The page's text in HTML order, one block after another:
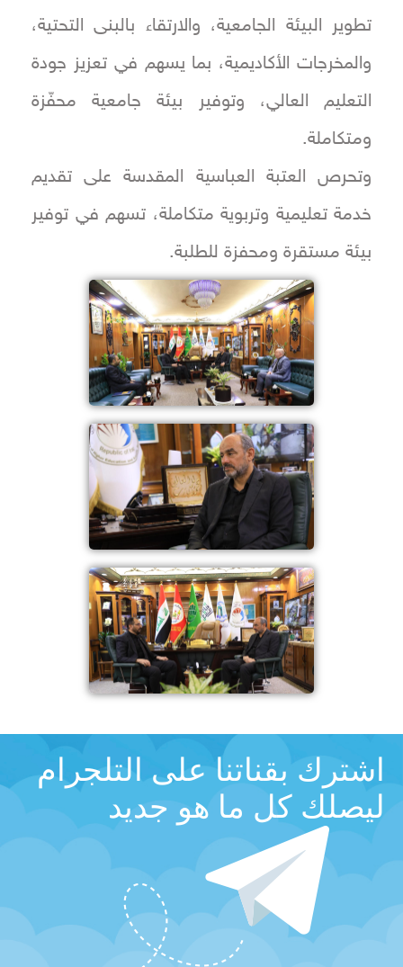
تطوير البيئة الجامعية، والارتقاء بالبنى التحتية،
والمخرجات الأكاديمية، بما يسهم في تعزيز جودة
التعليم العالي، وتوفير بيئة جامعية محفّزة
ومتكاملة.
وتحرص العتبة العباسية المقدسة على تقديم
خدمة تعليمية وتربوية متكاملة، تسهم في توفير
بيئة مستقرة ومحفزة للطلبة.
اشترك بقناتنا على التلجرام
ليصلك كل ما هو جديد